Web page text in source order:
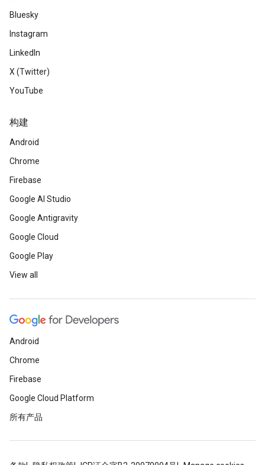
Bluesky
Instagram
LinkedIn
X (Twitter)
YouTube
构建
Android
Chrome
Firebase
Google AI Studio
Google Antigravity
Google Cloud
Google Play
View all
Android
Chrome
Firebase
Google Cloud Platform
所有产品